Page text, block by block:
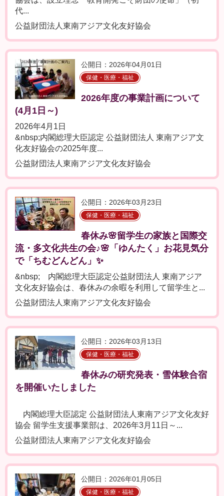
代...
公益財団法人東南アジア文化友好協会
公開日：2026年04月01日
保健・医療・福祉
2026年度の事業計画について
(4月1日～)
2026年4月1日
&nbsp;内閣総理大臣認定 公益財団法人 東南アジア文
化友好協会の2025年度...
公益財団法人東南アジア文化友好協会
公開日：2026年03月23日
保健・医療・福祉
春休み🌸留学生の家族と国際交
流・多文化共生の会♪🌸「ゆんたく」お花見気分
で「ちむどんどん」✨
&nbsp; 内閣総理大臣認定公益財団法人 東南アジア
文化友好協会は、春休みの余暇を利用して留学生と...
公益財団法人東南アジア文化友好協会
公開日：2026年03月13日
保健・医療・福祉
春休みの研究発表・雪体験合宿
を開催いたしました
内閣総理大臣認定 公益財団法人東南アジア文化友好
協会 留学生支援事業部は、2026年3月11日～...
公益財団法人東南アジア文化友好協会
公開日：2026年01月05日
保健・医療・福祉